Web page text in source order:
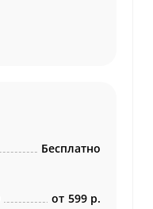
Бесплатно
от 599 р.